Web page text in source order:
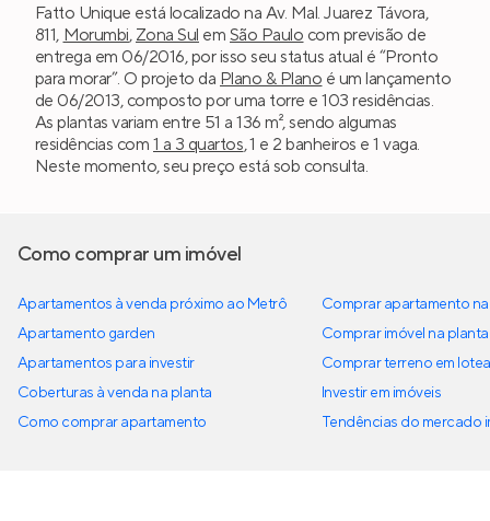
Fatto Unique está localizado na Av. Mal. Juarez Távora,
811, Morumbi, Zona Sul em São Paulo com previsão de
entrega em 06/2016, por isso seu status atual é “Pronto
para morar”. O projeto da Plano & Plano é um lançamento
de 06/2013, composto por uma torre e 103 residências.
As plantas variam entre 51 a 136 m², sendo algumas
residências com 1 a 3 quartos, 1 e 2 banheiros e 1 vaga.
Neste momento, seu preço está sob consulta.
Como comprar um imóvel
Apartamentos à venda próximo ao Metrô
Apartamento garden
Apartamentos para investir
Coberturas à venda na planta
Como comprar apartamento
Comprar apartamento
Comprar imóvel na planta
Comprar terreno em
Investir em imóveis
Tendências do mercado